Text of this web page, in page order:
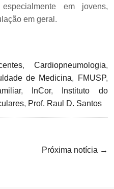
especialmente em jovens,
em geral.
, Cardiopneumologia,
de Medicina, FMUSP,
, InCor,
Instituto do
, Prof. Raul D. Santos
Próxima notícia →